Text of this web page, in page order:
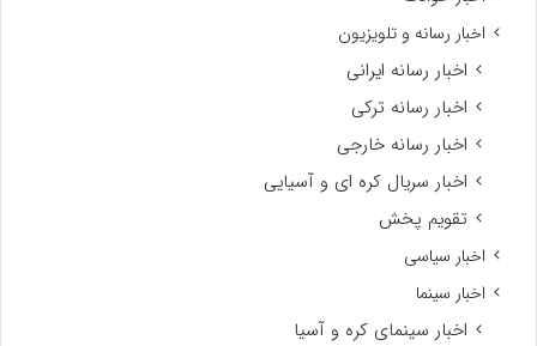
اخبار رسانه و تلویزیون
اخبار رسانه ایرانی
اخبار رسانه ترکی
اخبار رسانه خارجی
اخبار سریال کره ای و آسیایی
تقویم پخش
اخبار سیاسی
اخبار سینما
اخبار سینمای کره و آسیا